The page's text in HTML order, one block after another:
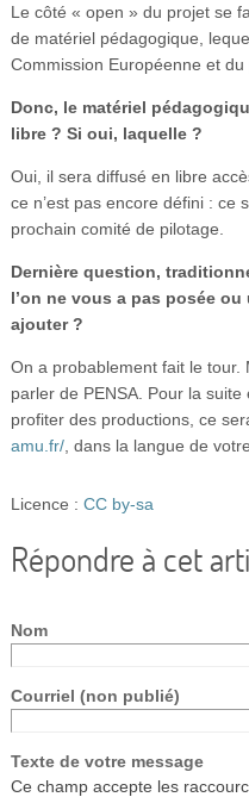
Le côté « open » du projet se
de matériel pédagogique,
Commission Européenne et du
Donc, le matériel
libre ? Si oui, laquelle ?
Oui, il sera diffusé en libre
ce n’est pas encore défini : ce
prochain comité de pilotage.
Dernière question,
l’on ne vous a pas posée
ajouter ?
On a probablement fait le tour.
parler de PENSA. Pour la
profiter des productions, ce
amu.fr/, dans la langue de
Licence : CC by-sa
Répondre à cet
Nom
Courriel (non publié)
Texte de votre message
Ce champ accepte les